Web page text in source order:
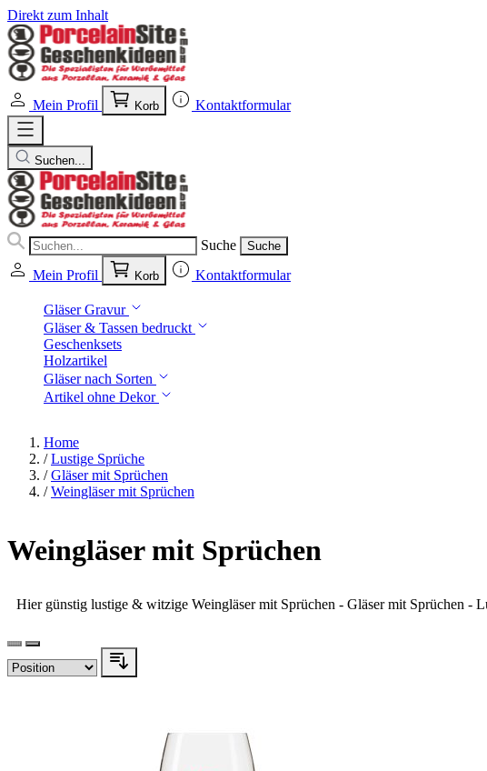
Direkt zum Inhalt
Mein Profil Korb Kontaktformular
Suchen...
Suche Suche
Mein Profil Korb Kontaktformular
Gläser Gravur
Gläser & Tassen bedruckt
Geschenksets
Holzartikel
Gläser nach Sorten
Artikel ohne Dekor
Home
/ Lustige Sprüche
/ Gläser mit Sprüchen
/ Weingläser mit Sprüchen
Weingläser mit Sprüchen
Hier günstig lustige & witzige Weingläser mit Sprüchen - Gläser mit Sprüchen -